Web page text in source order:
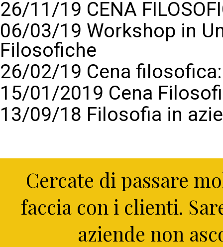
26/11/19 CENA
06/03/19 Workshop in
Filosofiche
26/02/19 Cena filosofica:
15/01/2019 Cena
13/09/18 Filosofia in
Cercate di passare
faccia con i clienti.
aziende non